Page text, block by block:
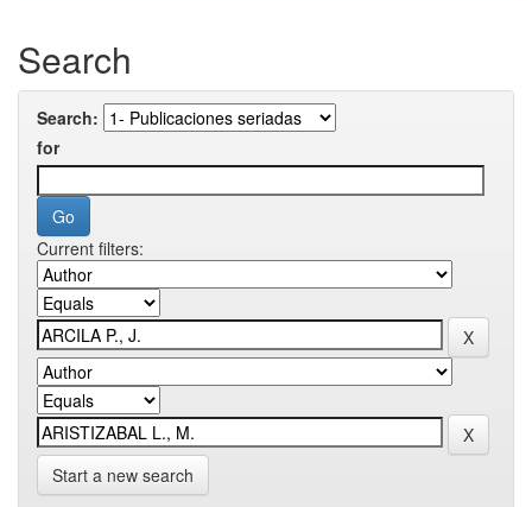
Search
Search:
for
Current filters:
Start a new search